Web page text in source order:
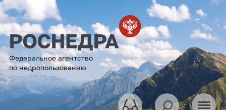
Федеральное агентство
по недропользованию